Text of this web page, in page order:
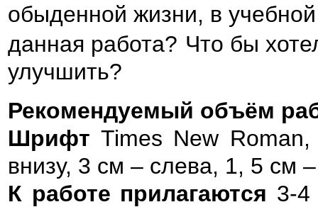
обыденной жизни, в
данная работа? Что бы
улучшить?
Рекомендуемый объём
Шрифт Times New
внизу, 3 см – слева, 1, 5 см
К работе прилагаются 3-4